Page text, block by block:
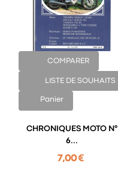
COMPARER
LISTE DE SOUHAITS
Panier
CHRONIQUES MOTO N°
6...
7,00 €